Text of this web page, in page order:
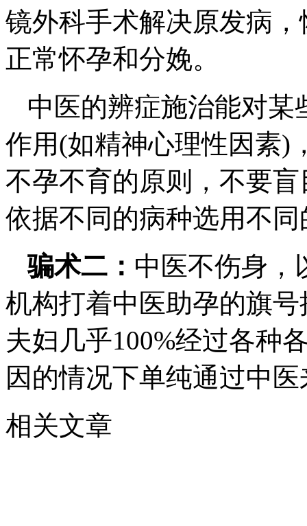
镜外科手术解决原发病
正常怀孕和分娩。
中医的辨症施治能对
作用(如精神心理性因素)
不孕不育的原则，不要
依据不同的病种选用不
骗术二： 中医不伤身，
机构打着中医助孕的旗
夫妇几乎100%经过各种
因的情况下单纯通过中
相关文章